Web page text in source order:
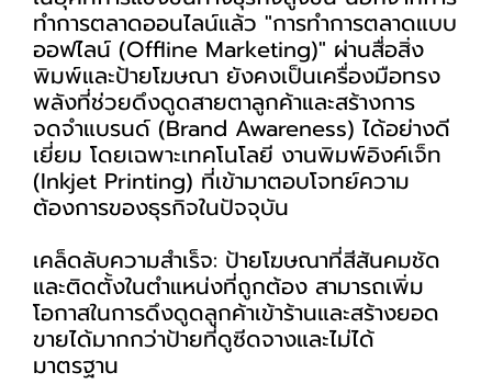
ทำการตลาดออนไลน์แล้ว "การทำการตลาดแบบ
ออฟไลน์ (Offline Marketing)" ผ่านสื่อสิ่ง
พิมพ์และป้ายโฆษณา ยังคงเป็นเครื่องมือทรง
พลังที่ช่วยดึงดูดสายตาลูกค้าและสร้างการ
จดจำแบรนด์ (Brand Awareness) ได้อย่างดี
เยี่ยม โดยเฉพาะเทคโนโลยี งานพิมพ์อิงค์เจ็ท
(Inkjet Printing) ที่เข้ามาตอบโจทย์ความ
ต้องการของธุรกิจในปัจจุบัน
เคล็ดลับความสำเร็จ: ป้ายโฆษณาที่สีสันคมชัด
และติดตั้งในตำแหน่งที่ถูกต้อง สามารถเพิ่ม
โอกาสในการดึงดูดลูกค้าเข้าร้านและสร้างยอด
ขายได้มากกว่าป้ายที่ดูซีดจางและไม่ได้
มาตรฐาน